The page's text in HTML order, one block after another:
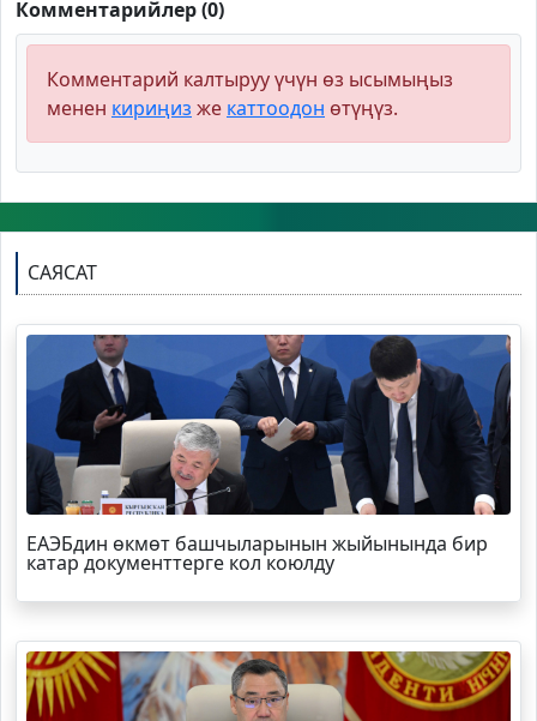
Комментарийлер (0)
Комментарий калтыруу үчүн өз ысымыңыз
менен кириңиз же каттоодон өтүңүз.
САЯСАТ
ЕАЭБдин өкмөт башчыларынын жыйынында бир
катар документтерге кол коюлду